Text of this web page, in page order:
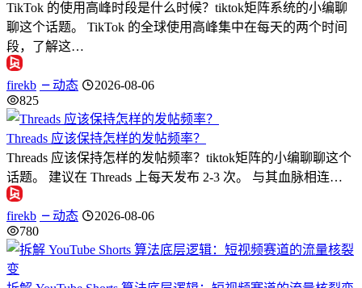
TikTok 的使用高峰时段是什么时候？tiktok矩阵系统的小编聊
聊这个话题。 TikTok 的全球使用高峰集中在每天的两个时间
段，了解这…
firekb 动态
2026-08-06
825
Threads 应该保持怎样的发帖频率？
Threads 应该保持怎样的发帖频率？tiktok矩阵的小编聊聊这个
话题。 建议在 Threads 上每天发布 2-3 次。 与其血脉相连…
firekb 动态
2026-08-06
780